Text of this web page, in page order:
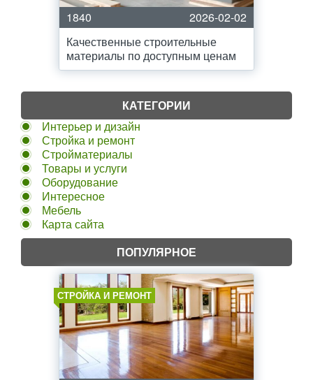
1840
2026-02-02
Качественные строительные
материалы по доступным ценам
КАТЕГОРИИ
Интерьер и дизайн
Стройка и ремонт
Стройматериалы
Товары и услуги
Оборудование
Интересное
Мебель
Карта сайта
ПОПУЛЯРНОЕ
СТРОЙКА И РЕМОНТ